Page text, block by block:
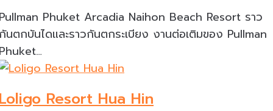
Phuket Arcadia Naihon Beach Resort ราว
นตกบันไดและราวกันตกระเบียง งานต่อเติมของ Pullman
Resort Hua Hin